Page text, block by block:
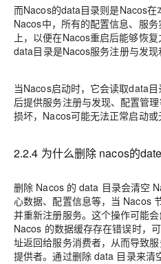
而Nacos的data目录则是Nacos
Nacos中，所有的配置信息、服
上，以便在Nacos重启后能够恢
data目录是Nacos服务注册与发现
当Nacos启动时，它会读取data
后提供服务注册与发现、配置管
损坏，Nacos可能无法正常启动或
2.2.4 为什么删除 nacos的
删除 Nacos 的 data 目录会清空
心数据、配置信息等，当 Nacos
并重新注册服务。这个操作可能
Nacos 的数据缓存存在错误时，
址返回给服务消费者，从而导致
提供者。通过删除 data 目录来清